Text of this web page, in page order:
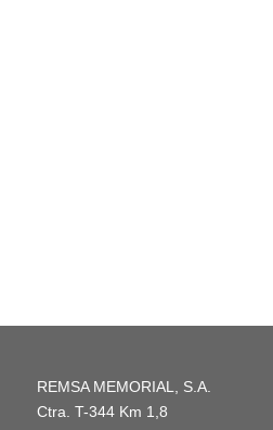
REMSA MEMORIAL, S.A.
Ctra. T-344 Km 1,8